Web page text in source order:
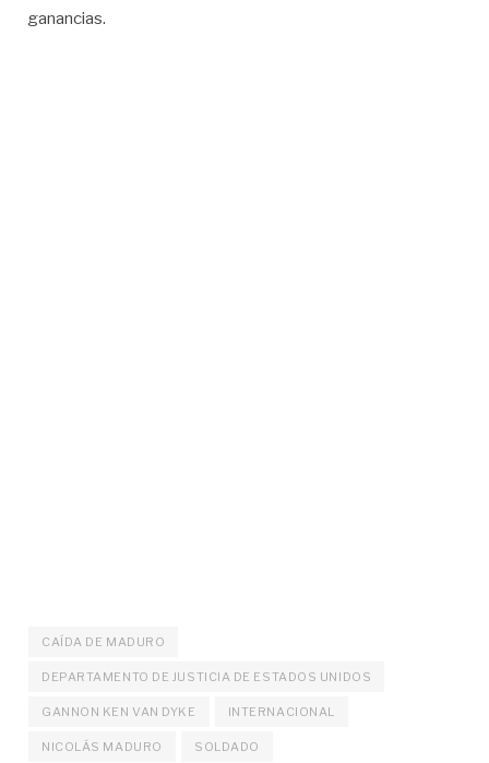
ganancias.
CAÍDA DE MADURO
DEPARTAMENTO DE JUSTICIA DE ESTADOS UNIDOS
GANNON KEN VAN DYKE INTERNACIONAL
NICOLÁS MADURO SOLDADO